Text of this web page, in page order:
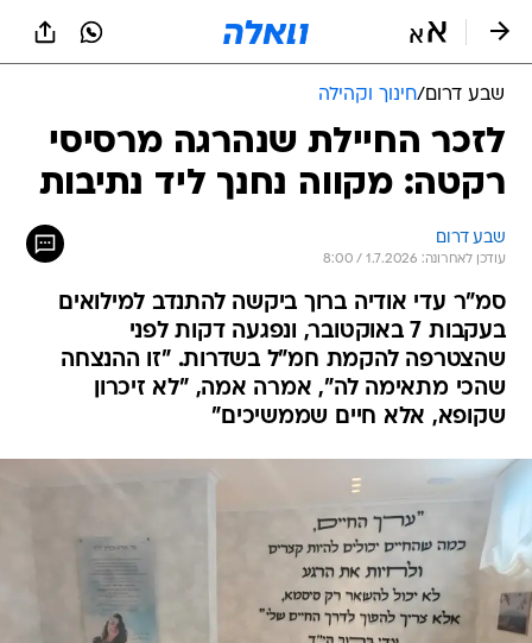
שבע דרום/חינוך וקהילה
לזכר החיילת שנהרגה מרסיסי
רקטה: מקווה נחנך ליד נתיבות
שבע דרום
עודכן לאחרונה: 1.7.2026 / 8:00
סמ"ר עדי אודיה ברוך ביקשה להתנדב למילואים
בעקבות 7 באוקטובר, ונפגעה דקות לפני
שהצטרפה להקמת חמ"ל בשדרות. "זו ההנצחה
שהכי מתאימה לה", אמרה אמה, "לא זיכרון
שקופא, אלא חיים שממשיכים"